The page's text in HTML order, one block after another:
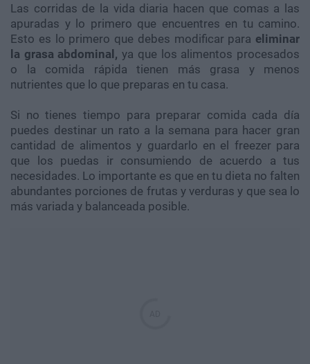
Las corridas de la vida diaria hacen que comas a las
apuradas y lo primero que encuentres en tu camino.
Esto es lo primero que debes modificar para eliminar
la grasa abdominal,ya que los alimentos procesados
o la comida rápida tienen más grasa y menos
nutrientes que lo que preparas en tu casa.
Si no tienes tiempo para preparar comida cada día
puedes destinar un rato a la semana para hacer gran
cantidad de alimentos y guardarlo en el freezer para
que los puedas ir consumiendo de acuerdo a tus
necesidades. Lo importante es que en tu dieta no falten
abundantes porciones de frutas y verduras y que sea lo
más variada y balanceada posible.